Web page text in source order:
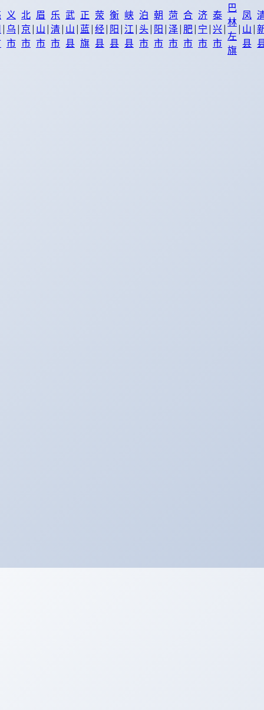
|
义
乌
市
|
北
京
市
|
眉
山
市
|
乐
清
市
|
武
山
县
|
正
蓝
旗
|
荥
经
县
|
衡
阳
县
|
峡
江
县
|
泊
头
市
|
朝
阳
市
|
菏
泽
市
|
合
肥
市
|
济
宁
市
|
泰
兴
市
|
巴
林
左
旗
|
凤
山
县
|